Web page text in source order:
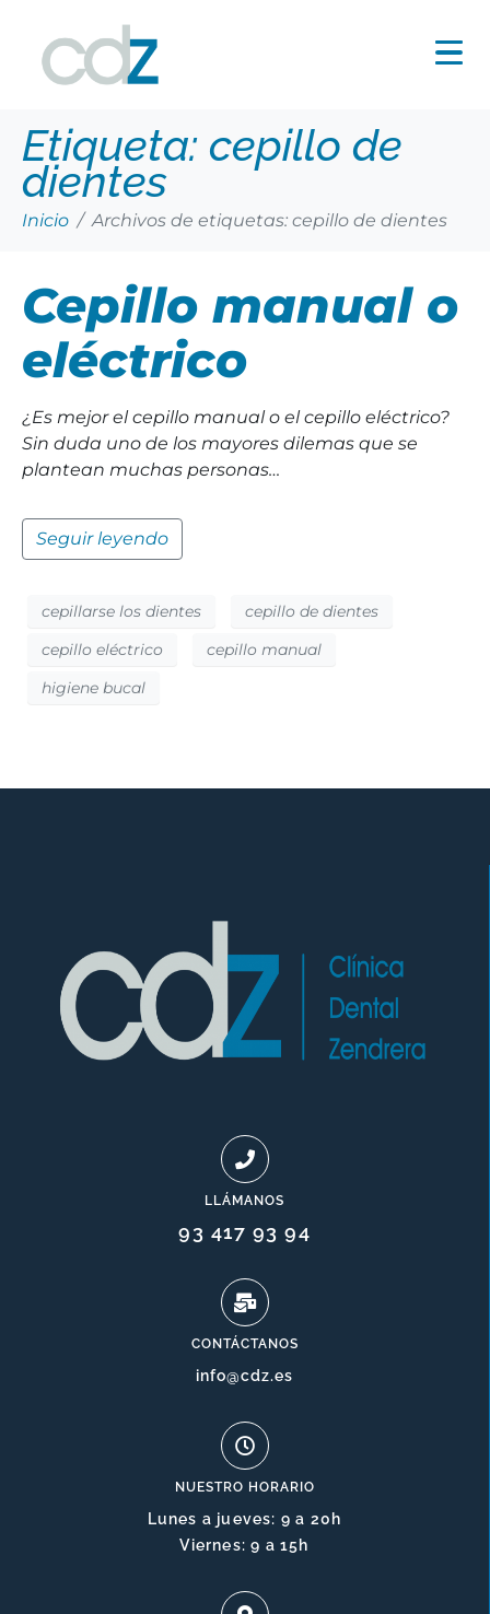
Etiqueta: cepillo de
dientes
Inicio Archivos de etiquetas: cepillo de dientes
Cepillo manual o
eléctrico
¿Es mejor el cepillo manual o el cepillo eléctrico?
Sin duda uno de los mayores dilemas que se
plantean muchas personas…
Seguir leyendo
cepillarse los dientes
cepillo de dientes
cepillo eléctrico
cepillo manual
higiene bucal
LLÁMANOS
93 417 93 94
CONTÁCTANOS
info@cdz.es
NUESTRO HORARIO
Lunes a jueves: 9 a 20h
Viernes: 9 a 15h